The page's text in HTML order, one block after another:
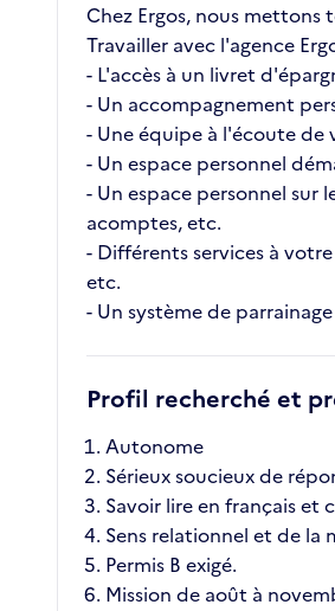
Chez Ergos, nous
Travailler avec l'agence
- L'accès à un livret
- Un accompagnement
- Une équipe à l'écoute
- Un espace personnel
- Un espace personnel
acomptes, etc.
- Différents services à
etc.
- Un système de
Profil recherché et
Autonome
Sérieux soucieux de
Savoir lire en français
Sens relationnel et de la
Permis B exigé.
Mission de août à